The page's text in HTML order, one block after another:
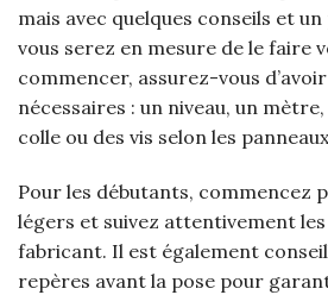
mais avec quelques conseils et
vous serez en mesure de le faire
commencer, assurez-vous
nécessaires : un niveau, un
colle ou des vis selon les
Pour les débutants, commencez
légers et suivez attentivement
fabricant. Il est également
repères avant la pose pour